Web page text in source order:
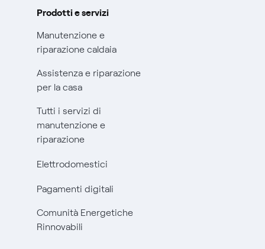
Prodotti e servizi
Manutenzione e
riparazione caldaia
Assistenza e riparazione
per la casa
Tutti i servizi di
manutenzione e
riparazione
Elettrodomestici
Pagamenti digitali
Comunità Energetiche
Rinnovabili